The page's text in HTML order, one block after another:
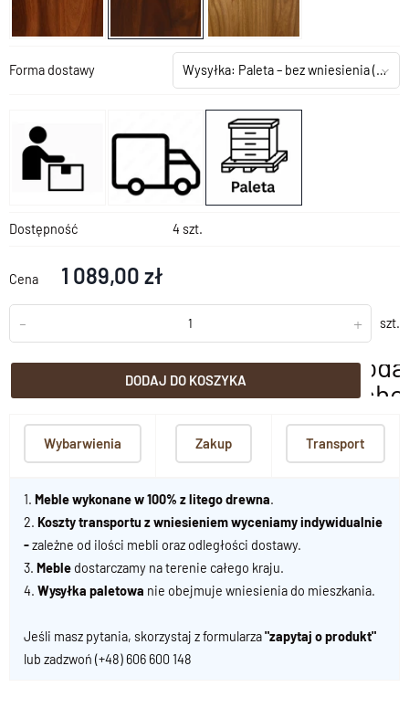
Forma dostawy Wysyłka: Paleta – bez wniesienia(+199,00 zł)
Dostępność 4 szt.
Cena 1 089,00 zł
- + szt.
DODAJ DO KOSZYKA
Wybarwienia Zakup Transport
1. Meble wykonane w 100% z litego drewna.
2. Koszty transportu z wniesieniem wyceniamy indywidualnie
-zależne od ilości mebli oraz odległości dostawy.
3. Meble dostarczamy na terenie całego kraju.
4. Wysyłka paletowa nie obejmuje wniesienia do mieszkania.
Jeśli masz pytania, skorzystaj z formularza"zapytaj o produkt"
lub zadzwoń (+48) 606 600 148